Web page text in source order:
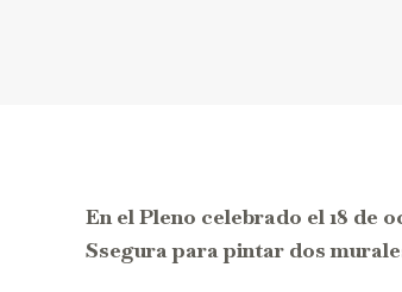
En el Pleno celebrado el 18
Ssegura para pintar dos